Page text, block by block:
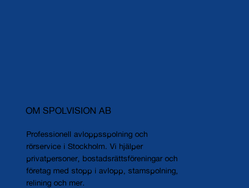
OM SPOLVISION AB
Professionell avloppsspolning och
rörservice i Stockholm. Vi hjälper
privatpersoner, bostadsrättsföreningar och
företag med stopp i avlopp, stamspolning,
relining och mer.